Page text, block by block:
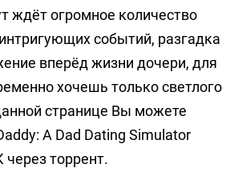
ждёт огромное количество
событий, разгадка
вперёд жизни дочери, для
хочешь только светлого
странице Вы можете
A Dad Dating Simulator
торрент.